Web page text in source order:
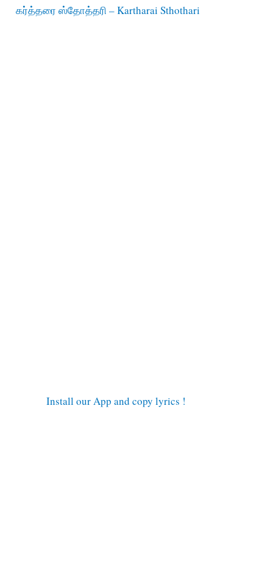
கர்த்தரை ஸ்தோத்தரி – Kartharai Sthothari
Install our App and copy lyrics !